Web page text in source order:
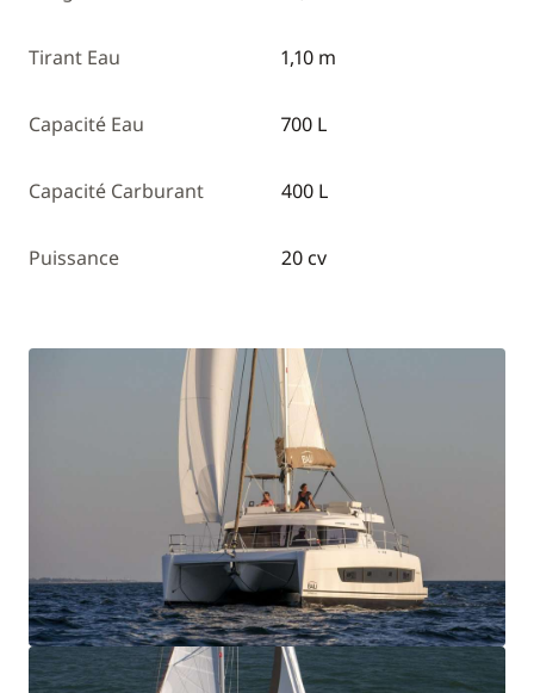
Tirant Eau 1,10 m
Capacité Eau 700 L
Capacité Carburant 400 L
Puissance 20 cv